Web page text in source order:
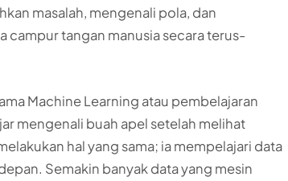
masalah, mengenali pola, dan
campur tangan manusia secara terus-
Machine Learning atau pembelajaran
mengenali buah apel setelah melihat
hal yang sama; ia mempelajari data
Semakin banyak data yang mesin